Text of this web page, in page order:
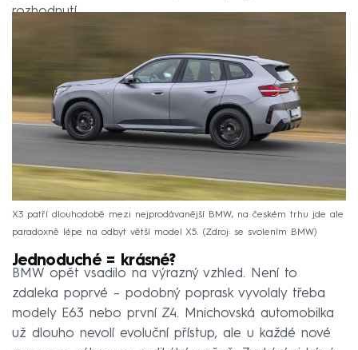
rozhodnutí.
X3 patří dlouhodobě mezi nejprodávanější BMW, na českém trhu jde ale
paradoxně lépe na odbyt větší model X5.
Zdroj: se svolením BMW
Jednoduché = krásné?
BMW opět vsadilo na výrazný vzhled. Není to
zdaleka poprvé – podobný poprask vyvolaly třeba
modely E63 nebo první Z4. Mnichovská automobilka
už dlouho nevolí evoluční přístup, ale u každé nové